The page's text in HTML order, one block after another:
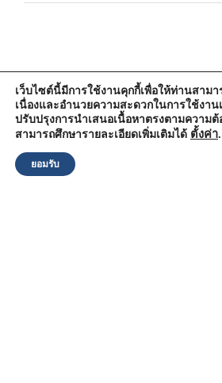
สำนักงานองค์การบริหารส่วน
หมู่ที่ 5 ตำบลวัดตูม อำเภอพระนครศรีอยุธยา
13000
เว็บไซต์นี้มีการใช้งานคุกกี้เพื่อให้ท่านสามา
เนื่องและอำนวยความสะดวกในการใช้งาน
ปรับปรุงการนำเสนอเนื้อหาตรงตามความ
สามารถศึกษารายละเอียดเพิ่มเติมได้ ตั้งค่า.
ยอมรับ